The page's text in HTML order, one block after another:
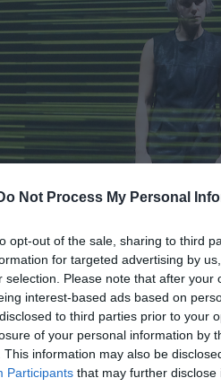
Not Process My Personal
opt-out of the sale, sharing to third
for targeted advertising by
selection. Please note that after
interest-based ads based on
to third parties prior to your
of your personal information by
This information may also be
Participants that may further disclose